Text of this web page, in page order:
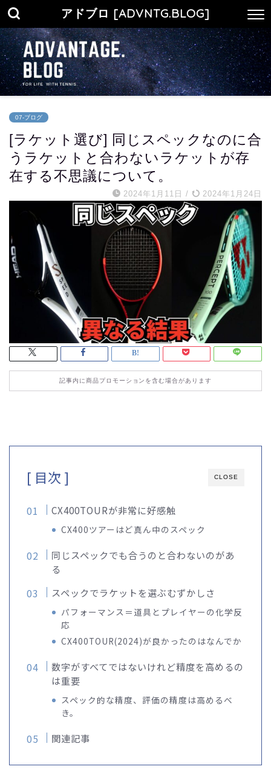
アドブロ [ADVNTG.BLOG]
07-ブログ
[ラケット選び] 同じスペックなのに合
うラケットと合わないラケットが存
在する不思議について。
2024年1月11日 / 2024年1月24日
記事内に商品プロモーションを含む場合があります
CLOSE
[ 目次 ]
CX400TOURが非常に好感触
CX400ツアーはど真ん中のスペック
同じスペックでも合うのと合わないのがあ
る
スペックでラケットを選ぶむずかしさ
パフォーマンス＝道具とプレイヤーの化学反
応
CX400TOUR(2024)が良かったのはなんでか
数字がすべてではないけれど精度を高めるの
は重要
スペック的な精度、評価の精度は高めるべ
き。
関連記事